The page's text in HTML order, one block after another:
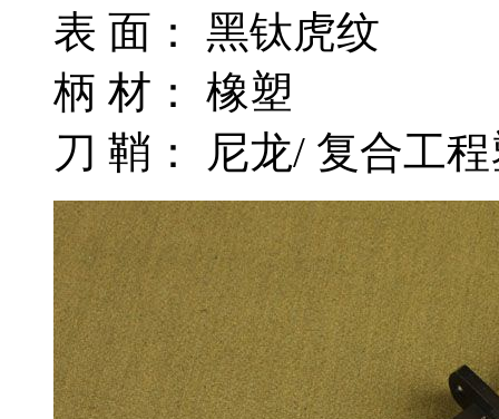
表 面： 黑钛虎纹
柄 材： 橡塑
刀 鞘： 尼龙/ 复合工